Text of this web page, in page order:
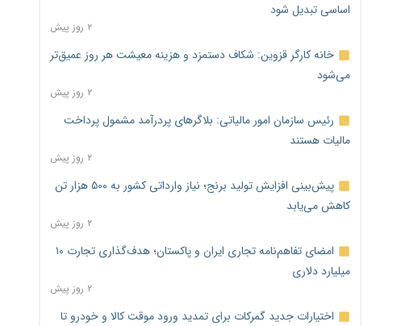
اساسی تبدیل شود
۲ روز پیش
خانه کارگر قزوین: شکاف دستمزد و هزینه معیشت هر روز عمیق‌تر
می‌شود
۲ روز پیش
رئیس سازمان امور مالیاتی: بلاگرهای پردرآمد مشمول پرداخت
مالیات هستند
۲ روز پیش
پیش‌بینی افزایش تولید برنج؛ نیاز وارداتی کشور به ۵۰۰ هزار تن
کاهش می‌یابد
۲ روز پیش
امضای تفاهم‌نامه تجاری ایران و پاکستان؛ هدف‌گذاری تجارت ۱۰
میلیارد دلاری
۲ روز پیش
اختیارات جدید گمرکات برای تمدید ورود موقت کالا و خودرو تا